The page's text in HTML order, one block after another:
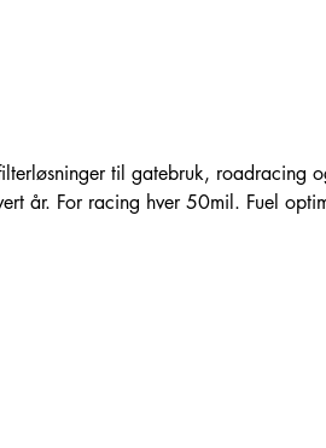
til gatebruk, roadracing
år. For racing hver 50mil. Fuel